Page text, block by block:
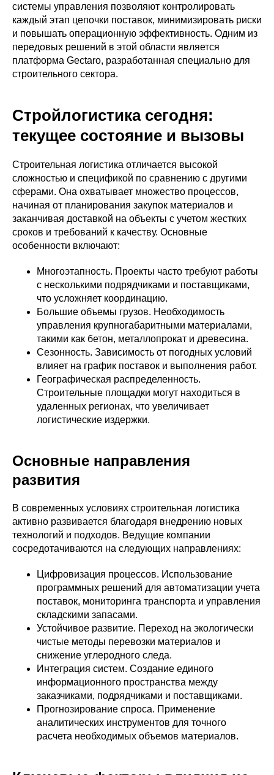
системы управления позволяют контролировать
каждый этап цепочки поставок, минимизировать риски
и повышать операционную эффективность. Одним из
передовых решений в этой области является
платформа Gectaro, разработанная специально для
строительного сектора.
Стройлогистика сегодня:
текущее состояние и вызовы
Строительная логистика отличается высокой
сложностью и спецификой по сравнению с другими
сферами. Она охватывает множество процессов,
начиная от планирования закупок материалов и
заканчивая доставкой на объекты с учетом жестких
сроков и требований к качеству. Основные
особенности включают:
Многоэтапность. Проекты часто требуют работы
с несколькими подрядчиками и поставщиками,
что усложняет координацию.
Большие объемы грузов. Необходимость
управления крупногабаритными материалами,
такими как бетон, металлопрокат и древесина.
Сезонность. Зависимость от погодных условий
влияет на график поставок и выполнения работ.
Географическая распределенность.
Строительные площадки могут находиться в
удаленных регионах, что увеличивает
логистические издержки.
Основные направления
развития
В современных условиях строительная логистика
активно развивается благодаря внедрению новых
технологий и подходов. Ведущие компании
сосредотачиваются на следующих направлениях:
Цифровизация процессов. Использование
программных решений для автоматизации учета
поставок, мониторинга транспорта и управления
складскими запасами.
Устойчивое развитие. Переход на экологически
чистые методы перевозки материалов и
снижение углеродного следа.
Интеграция систем. Создание единого
информационного пространства между
заказчиками, подрядчиками и поставщиками.
Прогнозирование спроса. Применение
аналитических инструментов для точного
расчета необходимых объемов материалов.